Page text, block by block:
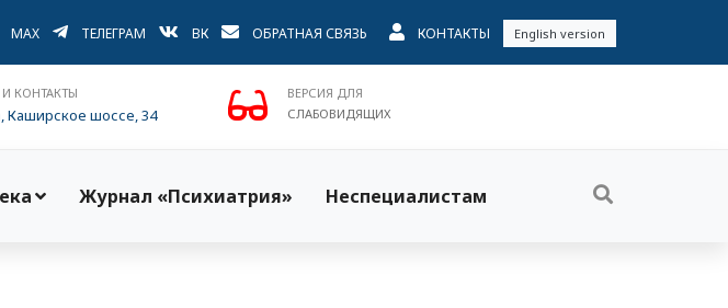
MAX ТЕЛЕГРАМ ВК ОБРАТНАЯ СВЯЗЬ КОНТАКТЫ English version
КОНТАКТЫ
Каширское шоссе, 34
ВЕРСИЯ ДЛЯ
СЛАБОВИДЯЩИХ
Журнал «Психиатрия» Неспециалистам